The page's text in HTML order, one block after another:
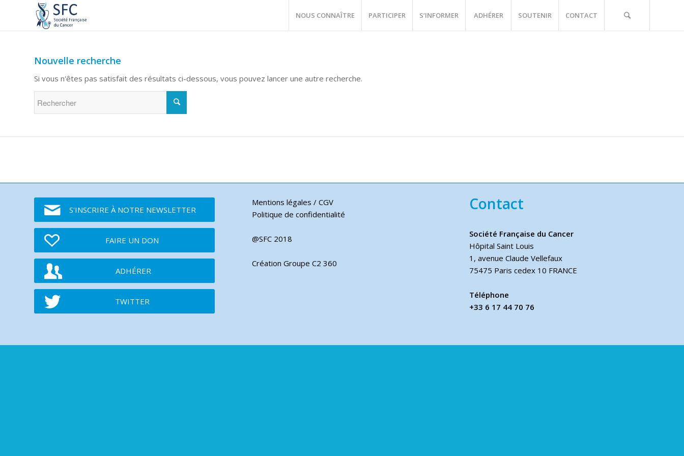
NOUS CONNAÎTRE PARTICIPER S’INFORMER ADHÉRER SOUTENIR CONTACT
Nouvelle recherche
Si vous n'êtes pas satisfait des résultats ci-dessous, vous pouvez lancer une autre recherche.
S'INSCRIRE À NOTRE NEWSLETTER
FAIRE UN DON
ADHÉRER
TWITTER
Mentions légales / CGV
Politique de confidentialité
@SFC 2018
Création Groupe C2 360
Contact
Société Française du Cancer
Hôpital Saint Louis
1, avenue Claude Vellefaux
75475 Paris cedex 10 FRANCE
Téléphone
+33 6 17 44 70 76